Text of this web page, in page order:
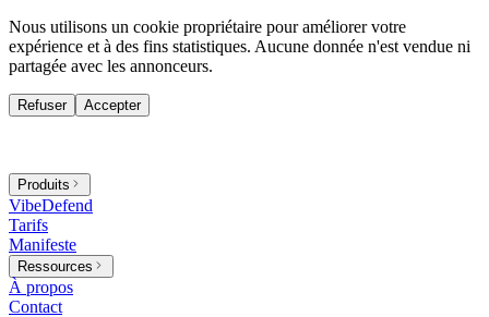
Nous utilisons un cookie propriétaire pour améliorer votre
expérience et à des fins statistiques. Aucune donnée n'est vendue ni
partagée avec les annonceurs.
Refuser Accepter
Produits
VibeDefend
Tarifs
Manifeste
Ressources
À propos
Contact